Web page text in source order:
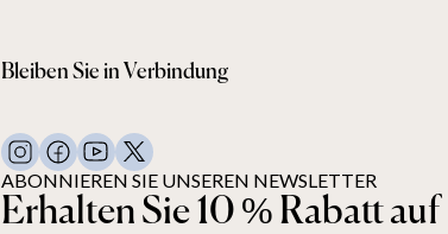
Bleiben Sie in Verbindung
ABONNIEREN SIE UNSEREN NEWSLETTER
Erhalten Sie 10 % Rabatt auf